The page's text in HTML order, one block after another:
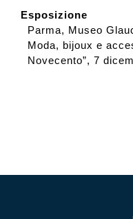
Esposizione
Parma, Museo
Moda, bijoux e
Novecento”, 7